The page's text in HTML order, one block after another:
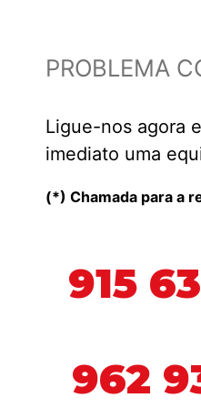
PROBLEMA
Ligue-nos agora
imediato uma
(*) Chamada para a
915
962